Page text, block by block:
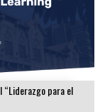
“Liderazgo para el